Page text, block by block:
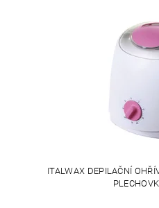
ITALWAX DEPILAČNÍ